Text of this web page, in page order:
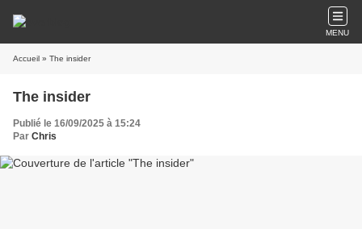
MENU
Accueil » The insider
The insider
Publié le 16/09/2025 à 15:24
Par Chris